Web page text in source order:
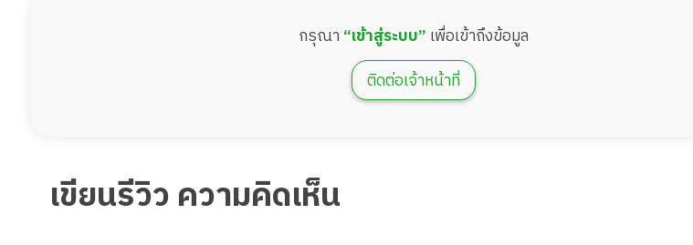
กรุณา “เข้าสู่ระบบ” เพื่อเข้าถึงข้อมูล
ติดต่อเจ้าหน้าที่
เขียนรีวิว ความคิดเห็น